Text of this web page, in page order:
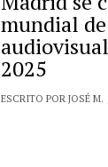
mundial
2025
ESCRITO POR JOSÉ M.